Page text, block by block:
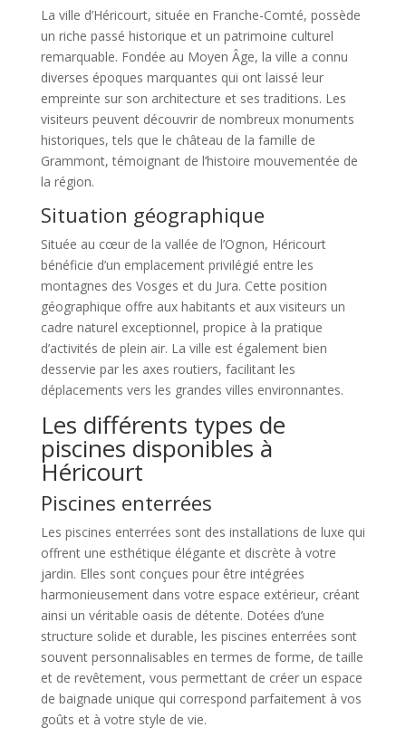
La ville d’Héricourt, située en Franche-Comté, possède
un riche passé historique et un patrimoine culturel
remarquable. Fondée au Moyen Âge, la ville a connu
diverses époques marquantes qui ont laissé leur
empreinte sur son architecture et ses traditions. Les
visiteurs peuvent découvrir de nombreux monuments
historiques, tels que le château de la famille de
Grammont, témoignant de l’histoire mouvementée de
la région.
Situation géographique
Située au cœur de la vallée de l’Ognon, Héricourt
bénéficie d’un emplacement privilégié entre les
montagnes des Vosges et du Jura. Cette position
géographique offre aux habitants et aux visiteurs un
cadre naturel exceptionnel, propice à la pratique
d’activités de plein air. La ville est également bien
desservie par les axes routiers, facilitant les
déplacements vers les grandes villes environnantes.
Les différents types de
piscines disponibles à
Héricourt
Piscines enterrées
Les piscines enterrées sont des installations de luxe qui
offrent une esthétique élégante et discrète à votre
jardin. Elles sont conçues pour être intégrées
harmonieusement dans votre espace extérieur, créant
ainsi un véritable oasis de détente. Dotées d’une
structure solide et durable, les piscines enterrées sont
souvent personnalisables en termes de forme, de taille
et de revêtement, vous permettant de créer un espace
de baignade unique qui correspond parfaitement à vos
goûts et à votre style de vie.